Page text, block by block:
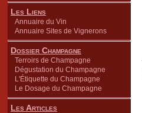
Les Liens
Annuaire du Vin
Annuaire Sites de Vignerons
Dossier Champagne
Terroirs de Champagne
Dégustation du Champagne
L'Étiquette du Champagne
Le Dosage du Champagne
Les Articles